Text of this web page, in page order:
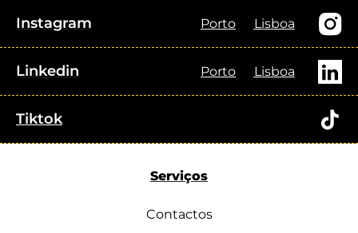
Instagram Porto Lisboa
Linkedin Porto Lisboa
Tiktok
Serviços
Contactos